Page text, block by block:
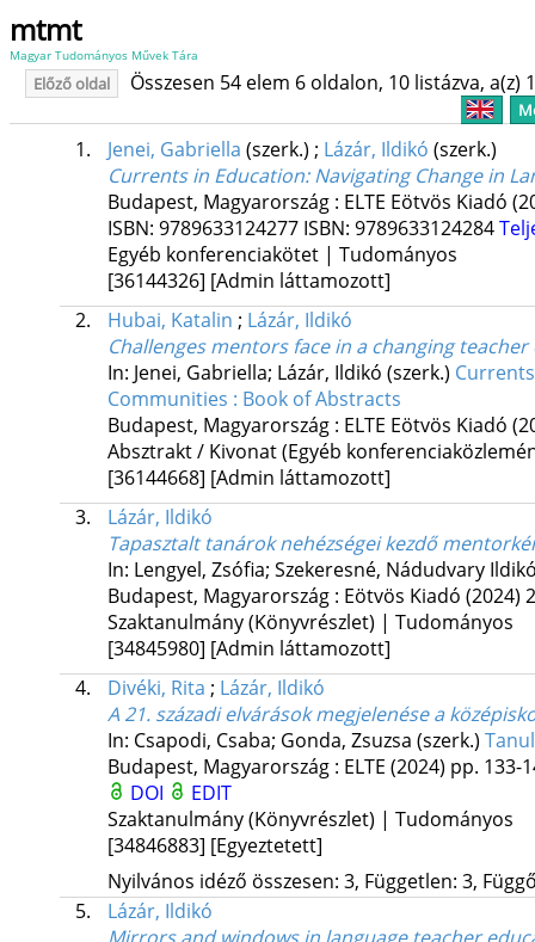
mtmt
Magyar Tudományos Művek Tára
Előző oldal Összesen 54 elem 6 oldalon, 10 listázva, a(z)
1. Jenei, Gabriella (szerk.) ; Lázár, Ildikó (szerk.)
Currents in Education: Navigating Change in
Budapest, Magyarország : ELTE Eötvös Kiadó
ISBN: 9789633124277 ISBN: 9789633124284
Egyéb konferenciakötet | Tudományos
[36144326] [Admin láttamozott]
2.
Hubai, Katalin ; Lázár, Ildikó
Challenges mentors face in a changing
In: Jenei, Gabriella; Lázár, Ildikó (szerk.)
Communities : Book of Abstracts
Budapest, Magyarország : ELTE Eötvös Kiadó
Absztrakt / Kivonat (Egyéb
[36144668] [Admin láttamozott]
3.
Lázár, Ildikó
Tapasztalt tanárok nehézségei kezdő
In: Lengyel, Zsófia; Szekeresné, Nádudvary
Budapest, Magyarország : Eötvös Kiadó (2024)
Szaktanulmány (Könyvrészlet) | Tudományos
[34845980] [Admin láttamozott]
4.
Divéki, Rita ; Lázár, Ildikó
A 21. századi elvárások megjelenése a
In: Csapodi, Csaba; Gonda, Zsuzsa (szerk.)
Budapest, Magyarország : ELTE (2024) pp. 133-
DOI
EDIT
Szaktanulmány (Könyvrészlet) | Tudományos
[34846883] [Egyeztetett]
Nyilvános idéző összesen: 3, Független: 3,
5.
Lázár, Ildikó